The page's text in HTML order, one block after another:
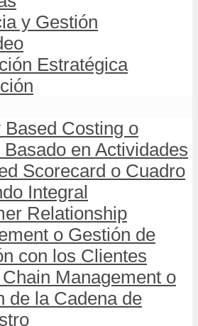
y Gestión
Estratégica
Based Costing o
Basado en Actividades
Scorecard o Cuadro
Integral
Relationship
o Gestión de
con los Clientes
Management o
de la Cadena de